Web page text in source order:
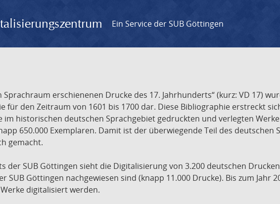
Ein Service der SUB Göttingen
erschienenen Drucke des 17. Jahrhunderts“ (kurz: VD 17)
den Zeitraum von 1601 bis 1700 dar. Diese Bibliographie erstreckt
im historischen deutschen Sprachgebiet gedruckten und verlegten
650.000 Exemplaren. Damit ist der überwiegende Teil des
gemacht.
der SUB Göttingen sieht die Digitalisierung von 3.200 deutschen
SUB Göttingen nachgewiesen sind (knapp 11.000 Drucke). Bis zum Jahr
digitalisiert werden.